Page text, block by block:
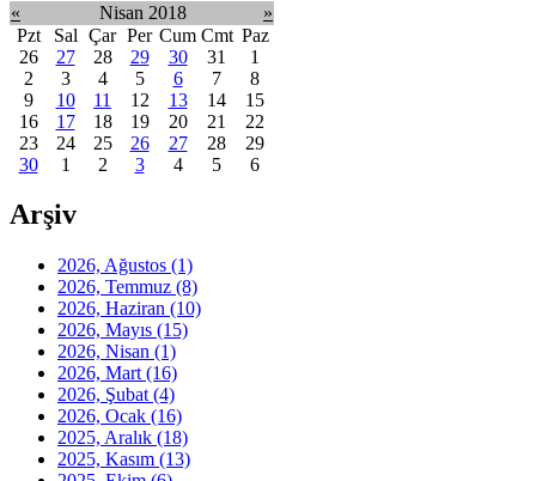
« Nisan 2018
»
Pzt
Sal Çar Per Cum Cmt Paz
26
27 28 29 30 31
1
2
3 4 5 6 7
8
9
10 11 12 13 14
15
16
17 18 19 20 21
22
23
24 25 26 27 28
29
30
1 2 3 4 5 6
Arşiv
2026, Ağustos (1)
2026, Temmuz (8)
2026, Haziran (10)
2026, Mayıs (15)
2026, Nisan (1)
2026, Mart (16)
2026, Şubat (4)
2026, Ocak (16)
2025, Aralık (18)
2025, Kasım (13)